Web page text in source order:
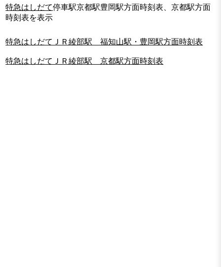
特急はしだて停車駅京都駅豊岡駅方面時刻表、京都駅方面
時刻表を表示
特急はしだてＪＲ綾部駅 福知山駅・豊岡駅方面時刻表
特急はしだてＪＲ綾部駅 京都駅方面時刻表